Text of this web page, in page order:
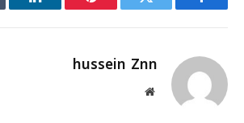
فيسبوك تويتر بينتيريست
hussein Znn
موقع